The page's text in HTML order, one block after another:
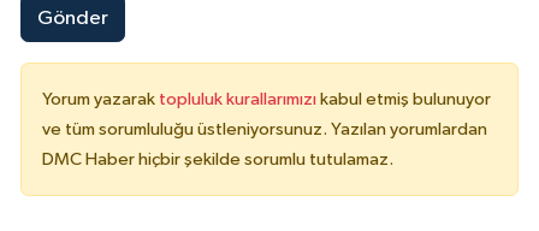
Gönder
Yorum yazarak topluluk kurallarımızı kabul etmiş bulunuyor
ve tüm sorumluluğu üstleniyorsunuz. Yazılan yorumlardan
DMC Haber hiçbir şekilde sorumlu tutulamaz.